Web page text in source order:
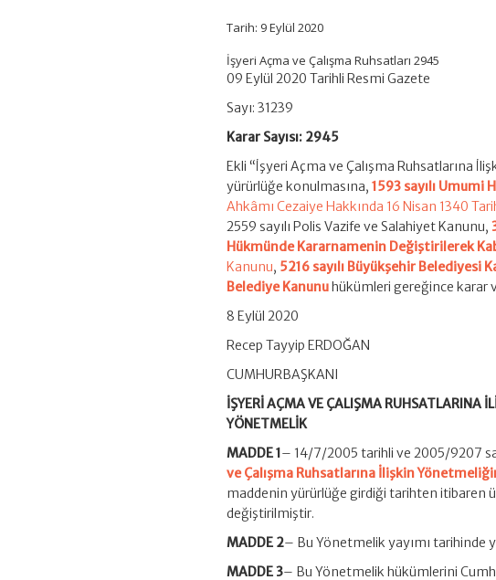
Tarih: 9 Eylül 2020
İşyeri Açma ve Çalışma Ruhsatları 2945
09 Eylül 2020 Tarihli Resmi Gazete
Sayı: 31239
Karar Sayısı: 2945
Ekli “İşyeri Açma ve Çalışma Ruhsatlarına
yürürlüğe konulmasına,1593 sayılı Umumi
Ahkâmı Cezaiye Hakkında 16 Nisan 1340
2559 sayılı Polis Vazife ve Salahiyet Kanunu,
Hükmünde Kararnamenin Değiştirilerek
Kanunu, 5216 sayılı Büyükşehir Belediyesi
Belediye Kanunu hükümleri gereğince karar
8 Eylül 2020
Recep Tayyip ERDOĞAN
CUMHURBAŞKANI
İŞYERİ AÇMA VE ÇALIŞMA RUHSATLARINA
YÖNETMELİK
MADDE 1 – 14/7/2005 tarihli ve 2005/9207
ve Çalışma Ruhsatlarına İlişkin
maddenin yürürlüğe girdiği tarihten itibaren
değiştirilmiştir.
MADDE 2– Bu Yönetmelik yayımı tarihinde
MADDE 3– Bu Yönetmelik hükümlerini